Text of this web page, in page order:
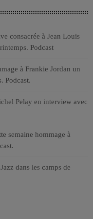
consacrée à Jean Louis
Podcast
à Frankie Jordan un
Podcast.
Pelay en interview avec
semaine hommage à
dans les camps de